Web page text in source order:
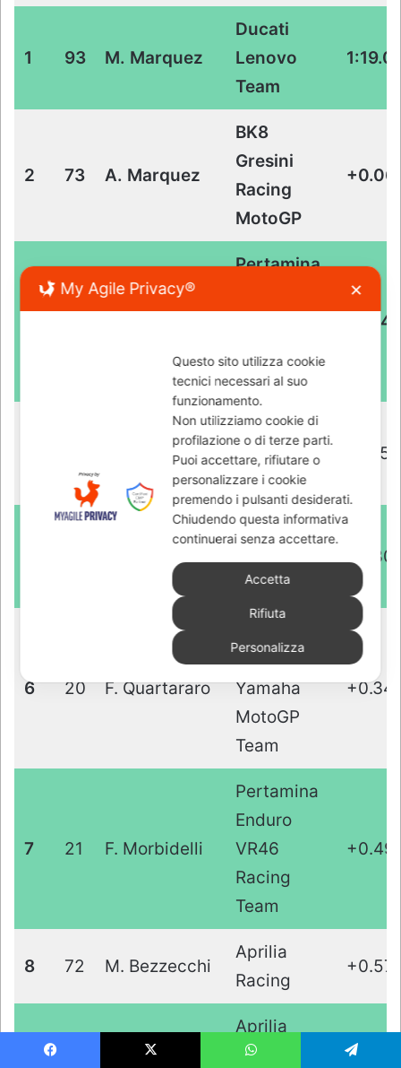
My Agile Privacy® ✕
Questo sito utilizza cookie
tecnici necessari al suo
funzionamento.
Non utilizziamo cookie di
profilazione o di terze parti.
Puoi accettare, rifiutare o
personalizzare i cookie
premendo i pulsanti desiderati.
Chiudendo questa informativa
continuerai senza accettare.
Accetta
Rifiuta
Personalizza